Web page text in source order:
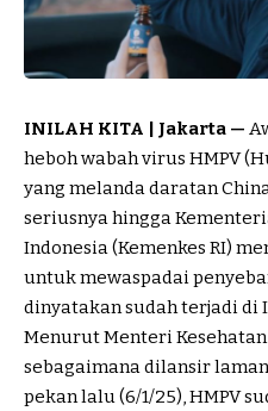
INILAH KITA | Jakarta —
heboh wabah virus HMPV
yang melanda daratan
seriusnya hingga
Indonesia (Kemenkes RI)
untuk mewaspadai
dinyatakan sudah terjadi di
Menurut Menteri
sebagaimana dilansir
pekan lalu (6/1/25), HMPV